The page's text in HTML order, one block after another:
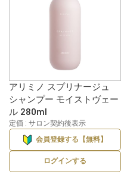
アリミノ スプリナージュ
シャンプー モイストヴェー
ル 280ml
定価 : サロン契約後表示
会員登録する【無料】
ログインする